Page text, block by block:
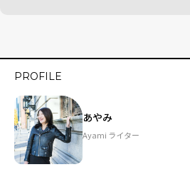
PROFILE
あやみ
Ayami ライター